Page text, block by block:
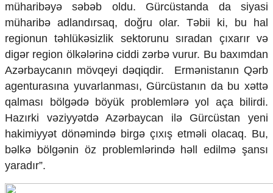
Mədəniyyətimizin Zəfəri
Zəfər Diasporu
Səhiyyə
Ailə və uşaq
Turizm
İqtisadiyyat
İqtisadi xəbərlər
Energetika
Neft-qaz
Əmək və sosial siyasət
Kənd təsərrüfatı
Hərbi sənaye
Telekommunikasiya və nəqliyyat
müharibəyə səbəb oldu. Gürcüstanda da siyasi
müharibə adlandırsaq, doğru olar. Təbii ki, bu hal
regionun təhlükəsizlik sektorunu sıradan çıxarır və
digər region ölkələrinə ciddi zərbə vurur. Bu baxımdan
Azərbaycanın mövqeyi dəqiqdir. Ermənistanın Qərb
agenturasına yuvarlanması, Gürcüstanın da bu xəttə
qalması bölgədə böyük problemlərə yol aça bilirdi.
Hazırki vəziyyətdə Azərbaycan ilə Gürcüstan yeni
hakimiyyət dönəmində birgə çıxış etməli olacaq. Bu,
bəlkə bölgənin öz problemlərində həll edilmə şansı
yaradır”.